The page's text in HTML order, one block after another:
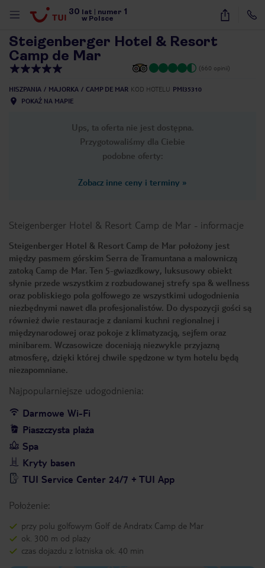
30 lat numer 1
w Polsce
46
Steigenberger Hotel & Resort
Camp de Mar
(660 opinii)
HISZPANIA MAJORKA CAMP DE MAR KOD HOTELU PMI35310
POKAŻ NA MAPIE
Ups, ta oferta nie jest dostępna.
Przygotowaliśmy dla Ciebie
podobne oferty:
Zobacz inne ceny i terminy »
Steigenberger Hotel & Resort Camp de Mar - informacje
Steigenberger Hotel & Resort Camp de Mar położony jest
między pasmem górskim Serra de Tramuntana a malowniczą
zatoką Camp de Mar. Ten 5-gwiazdkowy, luksusowy obiekt
słynie przede wszystkim z rozbudowanej strefy spa & wellness
oraz pobliskiego pola golfowego ze wszystkimi udogodnienia
niezbędnymi nawet dla profesjonalistów. Do dyspozycji gości są
również dwie restauracje z daniami kuchni regionalnej i
międzynarodowej oraz pokoje z klimatyzacją, sejfem oraz
minibarem. Wczasowicze doceniają niezwykle przyjazną
atmosferę, dzięki której chwile spędzone w tym hotelu będą
niezapomniane.
Najpopularniejsze udogodnienia:
Darmowe Wi-Fi
Piaszczysta plaża
Spa
Kryty basen
TUI Service Center 24/7 + TUI App
Położenie:
przy polu golfowym Golf de Andratx Camp de Mar
ok. 300 m od plaży
czas dojazdu z lotniska ok. 40 min